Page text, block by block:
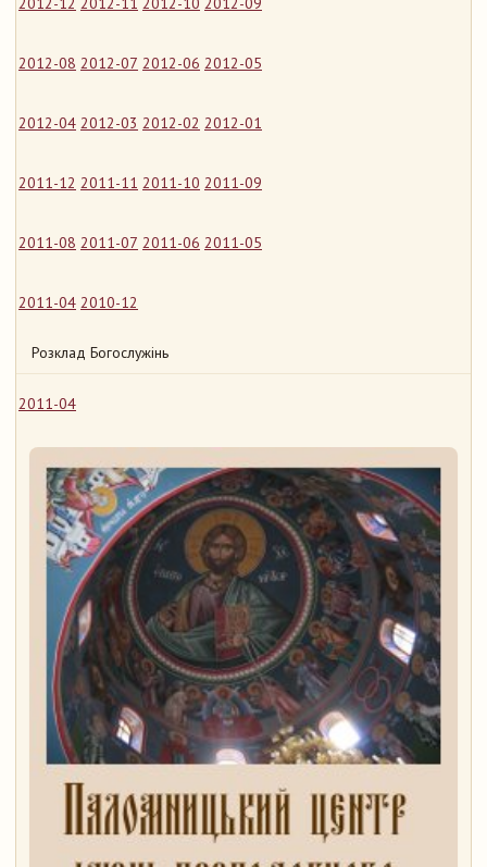
2012-08 2012-07 2012-06 2012-05
2012-04 2012-03 2012-02 2012-01
2011-12 2011-11 2011-10 2011-09
2011-08 2011-07 2011-06 2011-05
2011-04 2010-12
Розклад Богослужінь
2011-04